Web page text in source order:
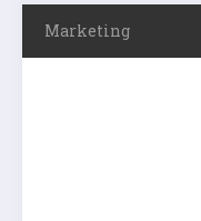
Marketing